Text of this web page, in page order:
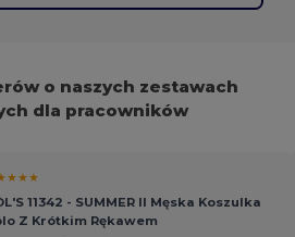
o naszych zestawach
dla pracowników
11342 - SUMMER II Męska Koszulka
Z Krótkim Rękawem